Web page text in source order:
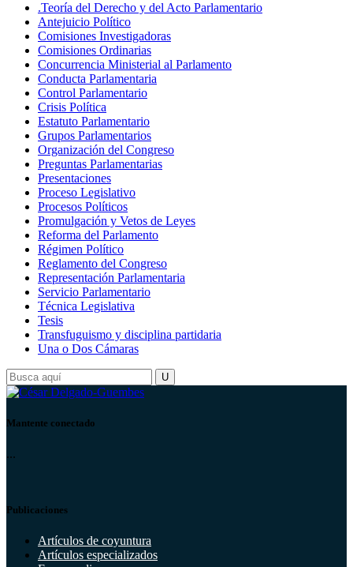
.Teoría del Derecho y del Acto Parlamentario
Antejuicio Político
Comisiones Investigadoras
Comisiones Ordinarias
Concurrencia Ministerial al Parlamento
Conducta Parlamentaria
Control Parlamentario
Crisis Política
Estatuto Parlamentario
Grupos Parlamentarios
Organización del Congreso
Preguntas Parlamentarias
Presentaciones
Proceso Legislativo
Procesos Políticos
Promulgación y Vetos de Leyes
Reforma del Parlamento
Régimen Político
Reglamento del Congreso
Representación Parlamentaria
Servicio Parlamentario
Técnica Legislativa
Tesis
Transfuguismo y disciplina partidaria
Una o Dos Cámaras
Mantente conectado
...
Publicaciones
Artículos de coyuntura
Artículos especializados